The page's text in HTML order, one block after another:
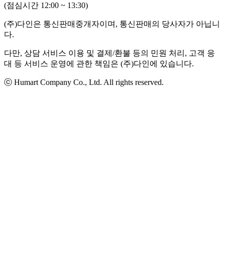
(점심시간 12:00 ~ 13:30)
(주)다인은 통신판매중개자이며, 통신판매의 당사자가 아닙니
다.
다만, 상담 서비스 이용 및 결제/환불 등의 민원 처리, 고객 응
대 등 서비스 운영에 관한 책임은 (주)다인에 있습니다.
ⓒ Humart Company Co., Ltd. All rights reserved.